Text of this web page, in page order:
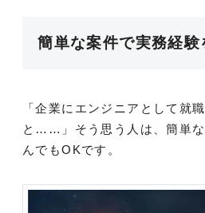
簡単な案件で実務経
「企業にエンジニアとして就
と……」そう思う人は、簡単
んでもOKです。